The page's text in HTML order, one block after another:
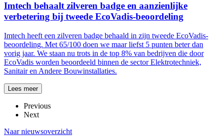
Imtech behaalt zilveren badge en aanzienlijke
verbetering bij tweede EcoVadis-beoordeling
Imtech heeft een zilveren badge behaald in zijn tweede EcoVadis-
beoordeling. Met 65/100 doen we maar liefst 5 punten beter dan
vorig jaar. We staan nu trots in de top 8% van bedrijven die door
EcoVadis worden beoordeeld binnen de sector Elektrotechniek,
Sanitair en Andere Bouwinstallaties.
Lees meer
Previous
Next
Naar nieuwsoverzicht